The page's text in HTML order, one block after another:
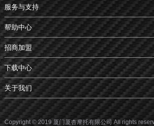
服务与支持
帮助中心
招商加盟
下载中心
关于我们
Copyright © 2019 厦门厦杏摩托有限公司 All rights